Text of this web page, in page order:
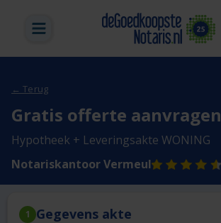
← Terug
Gratis offerte aanvragen
Hypotheek + Leveringsakte WONING
Notariskantoor Vermeul
1 Gegevens akte